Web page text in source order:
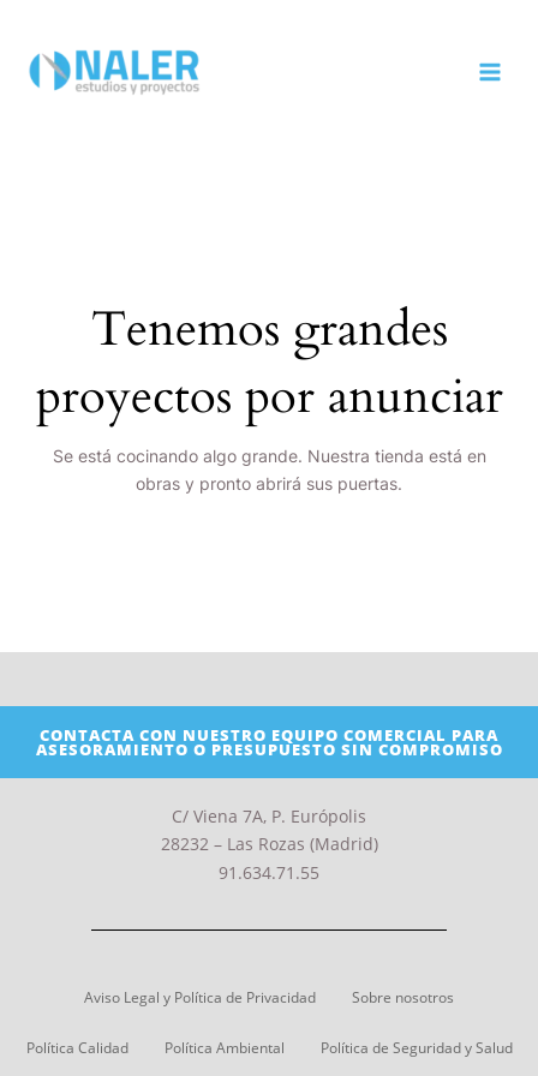
contenido
Tenemos grandes
proyectos por anunciar
Se está cocinando algo grande. Nuestra tienda está en
obras y pronto abrirá sus puertas.
CONTACTA CON NUESTRO EQUIPO COMERCIAL PARA
ASESORAMIENTO O PRESUPUESTO SIN COMPROMISO
C/ Viena 7A, P. Európolis
28232 – Las Rozas (Madrid)
91.634.71.55
Aviso Legal y Política de Privacidad Sobre nosotros
Política Calidad Política Ambiental Política de Seguridad y Salud